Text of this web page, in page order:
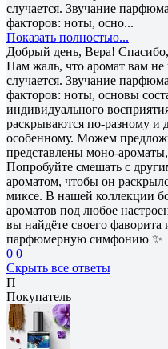
случается. Звучание
факторов: ноты, осно...
Показать полностью...
Добрый день, Вера!
Нам жаль, что аромат вам не
случается. Звучание
факторов: ноты, основы
индивидуального
раскрываются по-разному и
особенному. Можем
представлены моно-
Попробуйте смешать с
ароматом, чтобы он
миксе. В нашей коллекции
ароматов под любое
вы найдёте своего
парфюмерную симфонию ✨
0 0
Скрыть все ответы
П
Покупатель